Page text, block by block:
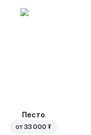
Песто
от 33 000 ₮